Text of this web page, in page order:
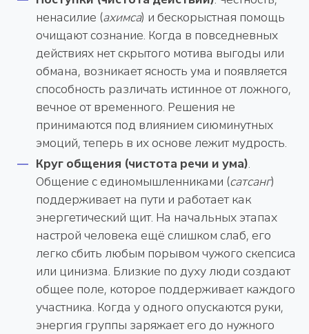
ненасилие (ахимса) и бескорыстная помощь
очищают сознание. Когда в повседневных
действиях нет скрытого мотива выгоды или
обмана, возникает ясность ума и появляется
способность различать истинное от ложного,
вечное от временного. Решения не
принимаются под влиянием сиюминутных
эмоций, теперь в их основе лежит мудрость.
Круг общения (чистота речи и ума).
Общение с единомышленниками (сатсанг)
поддерживает на пути и работает как
энергетический щит. На начальных этапах
настрой человека ещё слишком слаб, его
легко сбить любым порывом чужого скепсиса
или цинизма. Близкие по духу люди создают
общее поле, которое поддерживает каждого
участника. Когда у одного опускаются руки,
энергия группы заряжает его до нужного